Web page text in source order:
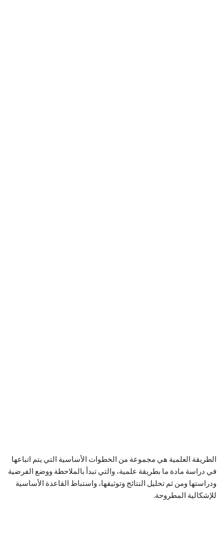
الطريقة العلمية هي مجموعة من الخطوات الأساسية التي يتم اتباعها
في دراسة مادة ما بطريقة علمية، والتي تبدأ بالملاحظة ووضع الفرضية
ودراستها ومن ثم تحليل النتائج وتوثيقها، واستباط القاعدة الأساسية
للإشكالية المطروحة.